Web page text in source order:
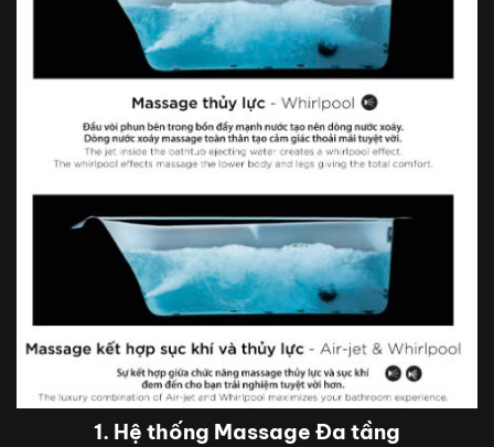
1. Hệ thống Massage Đa tầng